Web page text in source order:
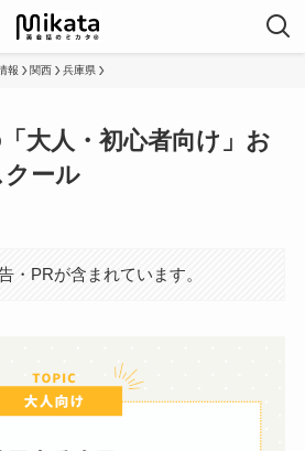
報 関西 兵庫県
大人・初心者向け」お
ール
・PRが含まれています。